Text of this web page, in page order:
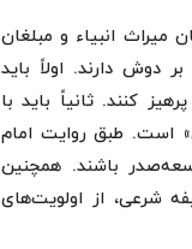
میراث انبیاء و مبلغان
دوش دارند. اولاً باید
کنند. ثانیاً باید با
است. طبق روایت امام
باشند. همچنین
شرعی، از اولویت‌های